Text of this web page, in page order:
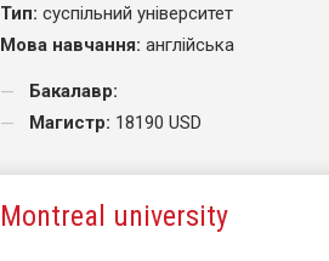
Тип: суспільний університет
Мова навчання: англійська
Бакалавр:
Магистр: 18190 USD
Montreal university